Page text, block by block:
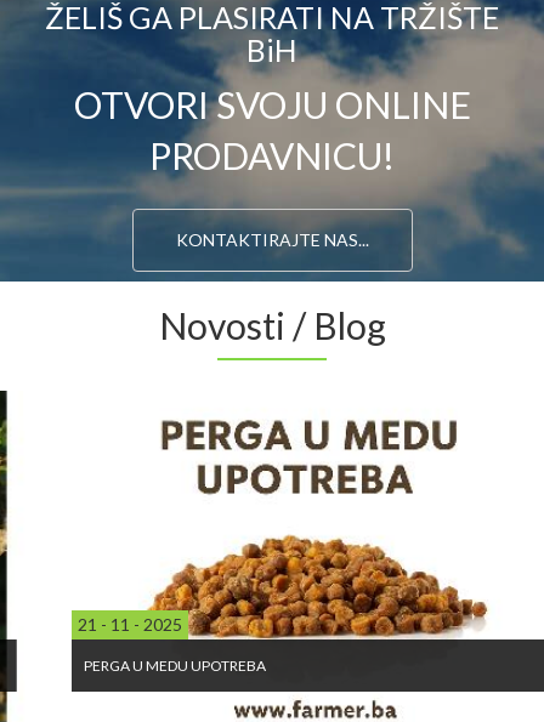
ŽELIŠ GA PLASIRATI NA TRŽIŠTE
BiH
OTVORI SVOJU ONLINE
PRODAVNICU!
KONTAKTIRAJTE NAS...
Novosti / Blog
21 - 11 - 2025
PERGA U MEDU UPOTREBA